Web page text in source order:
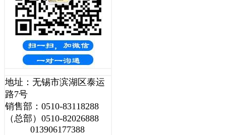
地址：无锡市滨湖区泰运
路7号
销售部：0510-83118288
（总部）0510-82026888
013906177388